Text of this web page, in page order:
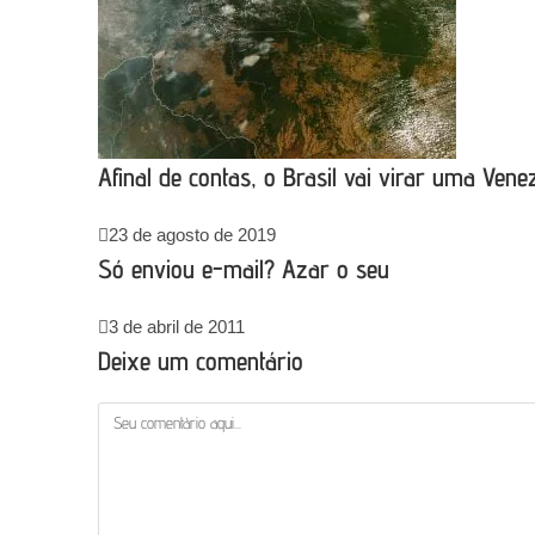
Afinal de contas, o Brasil vai virar uma
23 de agosto de 2019
Só enviou e-mail? Azar o seu
3 de abril de 2011
Deixe um comentário
Comentário